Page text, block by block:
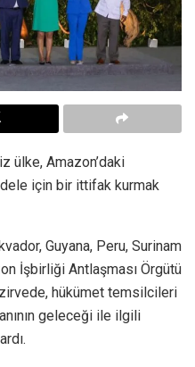
ülke, Amazon’daki
için bir ittifak kurmak
Guyana, Peru, Surinam
İşbirliği Antlaşması Örgütü
hükümet temsilcileri
geleceği ile ilgili